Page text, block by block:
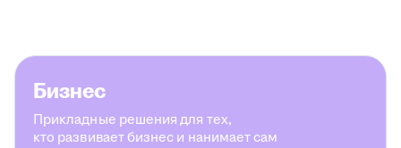
Бизнес
Прикладные решения для тех,
кто развивает бизнес и нанимает сам